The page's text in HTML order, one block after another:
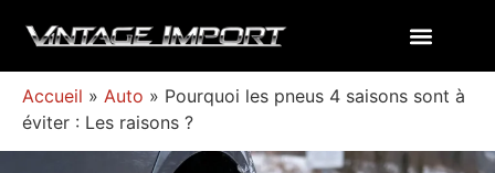
Accueil » Auto » Pourquoi les pneus 4 saisons sont à
éviter : Les raisons ?